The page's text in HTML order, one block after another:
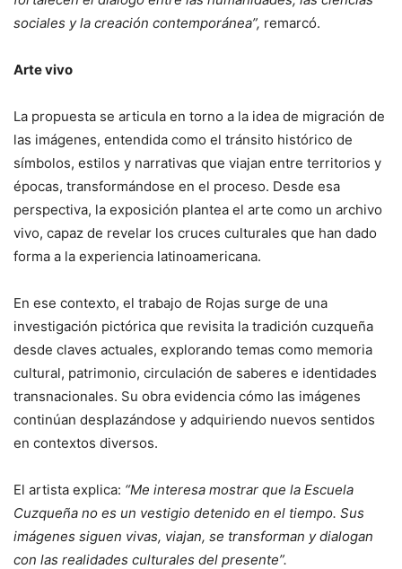
sociales y la creación contemporánea”, remarcó.
Arte vivo
La propuesta se articula en torno a la idea de migración de
las imágenes, entendida como el tránsito histórico de
símbolos, estilos y narrativas que viajan entre territorios y
épocas, transformándose en el proceso. Desde esa
perspectiva, la exposición plantea el arte como un archivo
vivo, capaz de revelar los cruces culturales que han dado
forma a la experiencia latinoamericana.
En ese contexto, el trabajo de Rojas surge de una
investigación pictórica que revisita la tradición cuzqueña
desde claves actuales, explorando temas como memoria
cultural, patrimonio, circulación de saberes e identidades
transnacionales. Su obra evidencia cómo las imágenes
continúan desplazándose y adquiriendo nuevos sentidos
en contextos diversos.
El artista explica: “Me interesa mostrar que la Escuela
Cuzqueña no es un vestigio detenido en el tiempo. Sus
imágenes siguen vivas, viajan, se transforman y dialogan
con las realidades culturales del presente”.